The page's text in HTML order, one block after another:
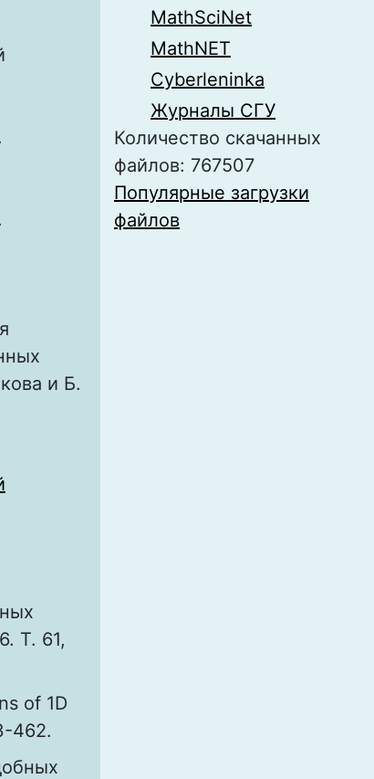
и Б.
Т. 61,
of 1D
462.
MathSciNet
MathNET
Cyberleninka
Журналы СГУ
Количество скачанных
файлов: 767507
Популярные загрузки
файлов